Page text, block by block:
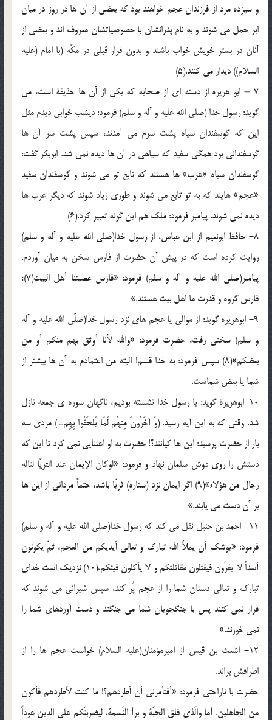
و سیزده مرد از فرزندان عجم خواهند بود که بعضی از آن ها در روز در میان
ابر حمل می شوند و به نام پدرانشان با خصوصیاتشان معروف اند و بعضی از
آنان در بستر خویش خواب باشند و بدون قرار قبلی در مکّه (با امام (علیه
السلام)) دیدار می کنند.(5)
7 – ابو هریره از دسته ای از صحابه که یکی از آن ها حذیفة است، می
گوید: رسول خدا (صلی الله علیه و آله و سلم) فرمود: دیشب خوابی دیدم مثل
این که گوسفندان سیاه پشت سرم می آمدند، سپس پشت سر آن ها
گوسفندانی بود همگی سفید که سیاهی در آن ها دیده نمی شد. ابوبکر گفت:
گوسفندان سیاه «عرب» ها هستند که تابع تو می شوند و گوسفندان سفید
«عجم» هایند که به تو تابع می شوند و طوری زیاد شوند که دیگر عرب ها
دیده نمی شوند. پیامبر فرمود: ملک هم این گونه تعبیر کرد.(6)
8- حافظ ابونعیم از ابن عباس، از رسول خدا(صلی الله علیه و آله و سلم)
روایت کرده است که در پیش آن حضرت از فارس سخن به میان آوردم.
پیامبر(صلی الله علیه و آله و سلم) فرمود: «فارس عصبتنا أهل البیت(7)؛
فارس گروه و قدرت ما اهل بیت هستند.»
9- ابوهریره گوید: از موالی یا عجم های نزد رسول خدا(صلّی الله علیه و آله
و سلم) سخنی رفت، حضرت فرمود: «والله لأنا أوثق بهم منکم أو من
بعضکم»(8) سپس فرمود: به خدا قسم! البته من اعتمادم به آن ها بیشتر از
شما یا بعض شماست.
10-ابوهریرة گوید: با رسول خدا نشسته بودیم، ناگهان سوره ی جمعه نازل
شد. وقتی که به این آیه رسید. (وَ آخَرُونَ مِنهُم لَمّا یَلحَقُوا بِهِم…) مردی سه
بار از حضرت پرسید: این ها کیانند؟! حضرت به او اعتنایی نمی کرد تا این که
دستش را روی دوش سلمان نهاد و فرمود: «لوکان الإیمان عند الثریّا لناله
رجال من هؤلاء»(9) اگر ایمان نزد (ستاره) ثریّا باشد، حتماً مردانی از این ها
بر آن دست می یابند.»
11- احمد بن حنبل نقل می کند که رسول خدا(صلی الله علیه و آله و سلم)
فرمود: «یوشک أن یملأ الله تبارک و تعالی أیدیکم من العجم، ثمّ یکونون
أسداً لا یفرّون فیقتلون مقاتلتکم و لا یأکلون فیئکم،(10) نزدیک است خدای
تبارک و تعالی دستان شما را از عجم پُر کند، سپس شیرانی می شوند که
فرار نمی کنند پس با جنگجویان شما می جنگند و دست آوردهای شما را
نمی خورند.»
12- اشعث بن قیس از امیرمؤمنان(علیه السلام) خواست عجم ها را از
اطرافش براند.
حضرت با ناراحتی فرمود: «أفتأمرنی أن أطردهم؟! ما کنت لأطردهم فأکون
من الجاهلین. أما والّذی فلق الحبّة و برأ النّسمة، لیضربنّکم علی الدین عوداً